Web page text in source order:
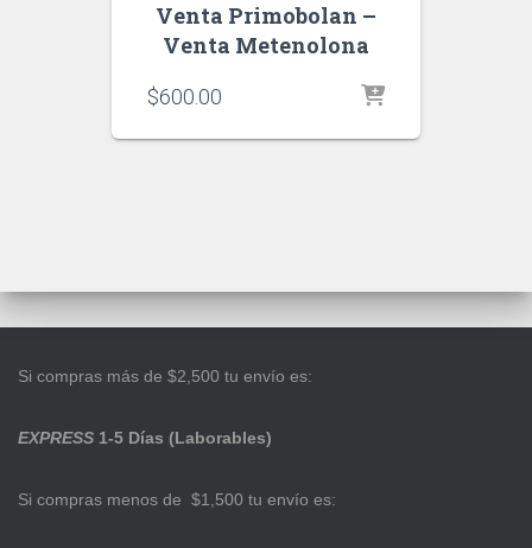
Venta Primobolan –
Venta Metenolona
$600.00
Si compras más de $2,500 tu envío es:
EXPRESS 1-5 Días (Laborables)
Si compras menos de $1,500 tu envío es: